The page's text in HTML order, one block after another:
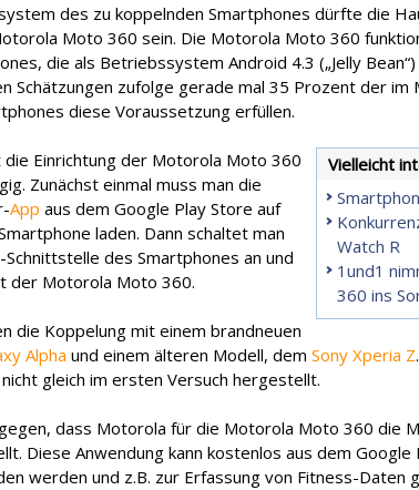
des zu koppelnden Smartphones dürfte die
Moto 360 sein. Die Motorola Moto 360
die als Betriebssystem Android 4.3 („Jelly
Schätzungen zufolge gerade mal 35 Prozent der im
diese Voraussetzung erfüllen.
Vielleicht
Watch R
1und1
360 ins
Einrichtung der Motorola Moto 360
Zunächst einmal muss man die
App aus dem Google Play Store auf
laden. Dann schaltet man
-Schnittstelle des Smartphones an und
der Motorola Moto 360.
die Koppelung mit einem brandneuen
Alpha und einem älteren Modell, dem Sony Xperia Z
gleich im ersten Versuch hergestellt.
dass Motorola für die Motorola Moto 360 die
Diese Anwendung kann kostenlos aus dem Google
werden und z.B. zur Erfassung von Fitness-Daten